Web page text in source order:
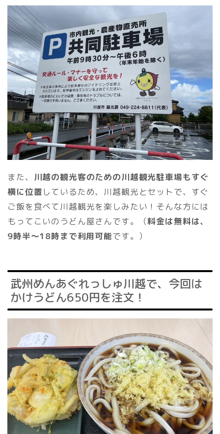
また、
川越の観光客のための川越観光駐車場もすぐ
横に位置しているため、川越観光とセットで、すぐ
ご飯を食べて川越観光を楽しみたい！そんな方には
もってこいのうどん屋さんです。（料金は無料は、
9時半〜18時まで利用可能です。）
武州めんあぐれっしゅ川越で、今回は
かけうどん650円を注文！